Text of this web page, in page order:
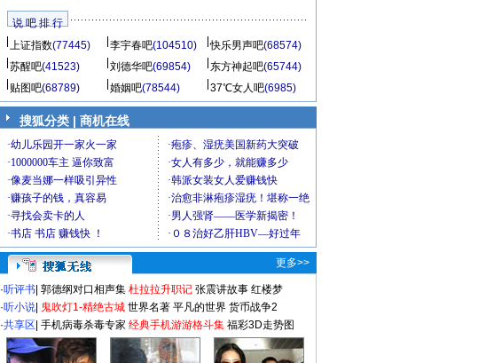
说 吧 排 行
上证指数(77445) 李宇春吧(104510) 快乐男声吧(68574)
苏醒吧(41523) 刘德华吧(69854) 东方神起吧(65744)
贴图吧(68789) 婚姻吧(78544) 37℃女人吧(6985)
搜狐分类 | 商机在线
更多>>
·听评书 郭德纲对口相声集 杜拉拉升职记 张震讲故事 红楼梦
·听小说 鬼吹灯1-精绝古城 世界名著 平凡的世界 货币战争2
·共享区 手机病毒杀毒专家 经典手机游游格斗集 福彩3D走势图